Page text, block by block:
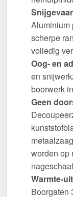
Snijgevaar
Aluminium
scherpe
volledig
Oog- en
en
boorwerk
Geen
worden op
Warmte-
Boorgaten